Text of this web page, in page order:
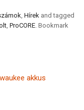
, Hírek and tagged
, ProCORE. Bookmark
akkus